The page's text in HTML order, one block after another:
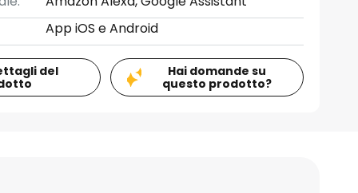
App iOS e Android
del
Hai domande su
questo prodotto?